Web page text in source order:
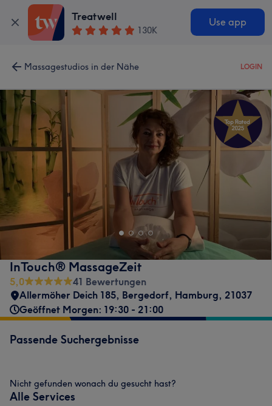
Treatwell
130K
Use app
Massagestudios in der Nähe LOGIN
InTouch® MassageZeit
5,0
41 Bewertungen
Allermöher Deich 185, Bergedorf, Hamburg, 21037
Geöffnet Morgen: 19:30 - 21:00
Passende Suchergebnisse
Nicht gefunden wonach du gesucht hast?
Alle Services